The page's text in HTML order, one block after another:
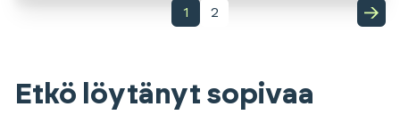
1 2
Etkö löytänyt sopivaa